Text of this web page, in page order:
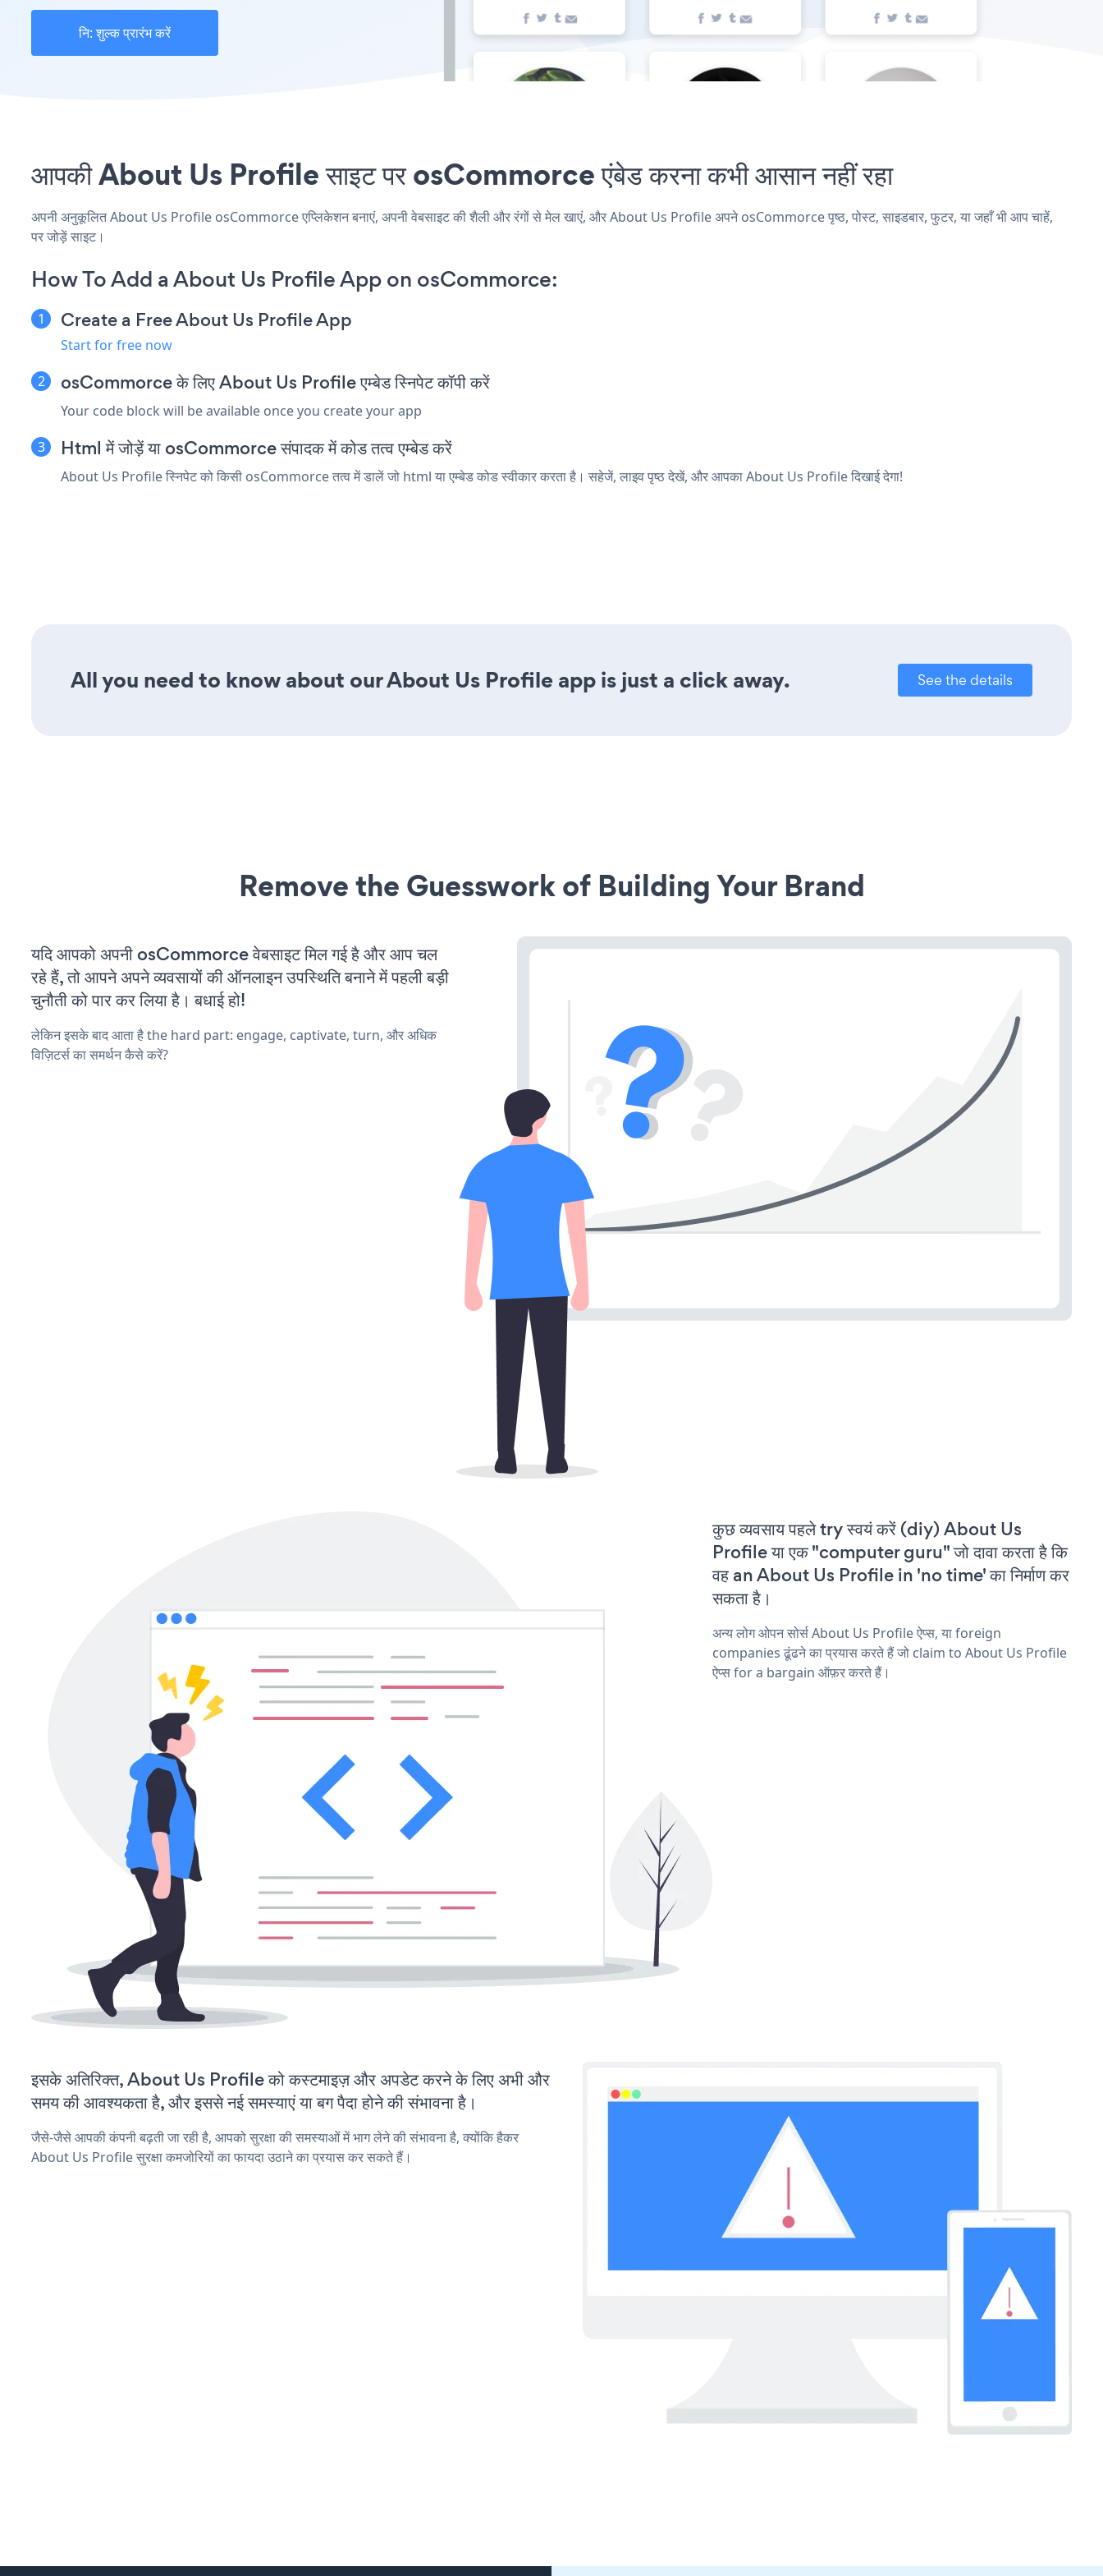
नि: शुल्क प्रारंभ करें
आपकी About Us Profile साइट पर osCommorce एंबेड करना कभी आसान नहीं रहा
अपनी अनुकूलित About Us Profile osCommorce एप्लिकेशन बनाएं, अपनी वेबसाइट की शैली और रंगों से मेल खाएं, और About Us Profile अपने osCommorce पृष्ठ, पोस्ट, साइडबार, फुटर, या जहाँ भी आप चाहें,
पर जोड़ें साइट।
How To Add a About Us Profile App on osCommorce:
Create a Free About Us Profile App
Start for free now
osCommorce के लिए About Us Profile एम्बेड स्निपेट कॉपी करें
Your code block will be available once you create your app
Html में जोड़ें या osCommorce संपादक में कोड तत्व एम्बेड करें
About Us Profile स्निपेट को किसी osCommorce तत्व में डालें जो html या एम्बेड कोड स्वीकार करता है। सहेजें, लाइव पृष्ठ देखें, और आपका About Us Profile दिखाई देगा!
All you need to know about our About Us Profile app is just a click away. See the details
Remove the Guesswork of Building Your Brand
यदि आपको अपनी osCommorce वेबसाइट मिल गई है और आप चल
रहे हैं, तो आपने अपने व्यवसायों की ऑनलाइन उपस्थिति बनाने में पहली बड़ी
चुनौती को पार कर लिया है। बधाई हो!
लेकिन इसके बाद आता है the hard part: engage, captivate, turn, और अधिक
विज़िटर्स का समर्थन कैसे करें?
कुछ व्यवसाय पहले try स्वयं करें (diy) About Us
Profile या एक "computer guru" जो दावा करता है कि
वह an About Us Profile in 'no time' का निर्माण कर
सकता है।
अन्य लोग ओपन सोर्स About Us Profile ऐप्स, या foreign
companies ढूंढने का प्रयास करते हैं जो claim to About Us Profile
ऐप्स for a bargain ऑफ़र करते हैं।
इसके अतिरिक्त, About Us Profile को कस्टमाइज़ और अपडेट करने के लिए अभी और
समय की आवश्यकता है, और इससे नई समस्याएं या बग पैदा होने की संभावना है।
जैसे-जैसे आपकी कंपनी बढ़ती जा रही है, आपको सुरक्षा की समस्याओं में भाग लेने की संभावना है, क्योंकि हैकर
About Us Profile सुरक्षा कमजोरियों का फायदा उठाने का प्रयास कर सकते हैं।